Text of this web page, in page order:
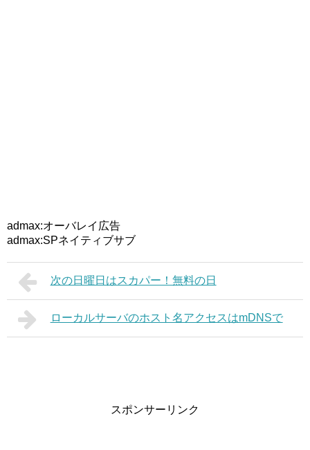
admax:オーバレイ広告
admax:SPネイティブサブ
次の日曜日はスカパー！無料の日
ローカルサーバのホスト名アクセスはmDNSで
スポンサーリンク